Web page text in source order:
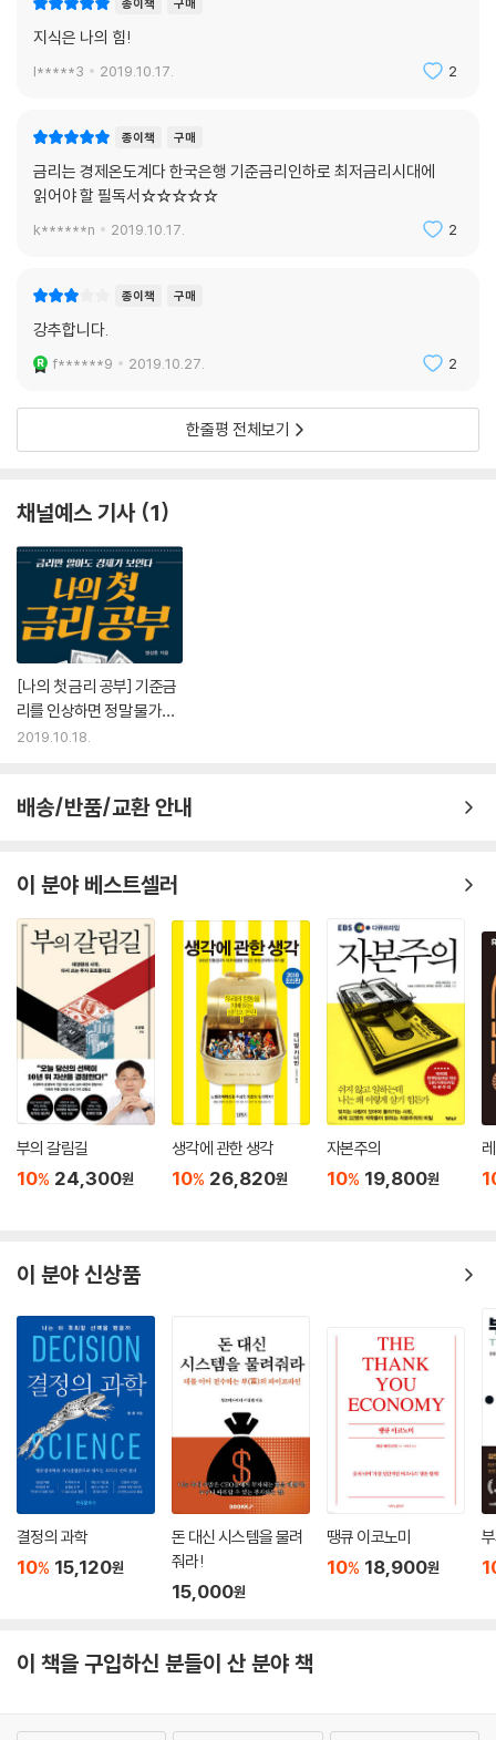
종이책 구매
지식은 나의 힘!
l*****3 2019.10.17. 2
종이책 구매
금리는 경제온도계다 한국은행 기준금리인하로 최저금리시대에
읽어야 할 필독서☆☆☆☆☆
k******n 2019.10.17. 2
종이책 구매
강추합니다.
f******9 2019.10.27. 2
한줄평 전체보기
채널예스 기사 1
[나의 첫 금리 공부] 기준금
리를 인상하면 정말 물가가
안정될까?
2019.10.18.
배송/반품/교환 안내
이 분야 베스트셀러
부의 갈림길
10% 24,300원
생각에 관한 생각
10% 26,820원
자본주의
10% 19,800원
이 분야 신상품
결정의 과학
10% 15,120원
돈 대신 시스템을 물려
줘라!
15,000원
땡큐 이코노미
10% 18,900원
이 책을 구입하신 분들이 산 분야 책